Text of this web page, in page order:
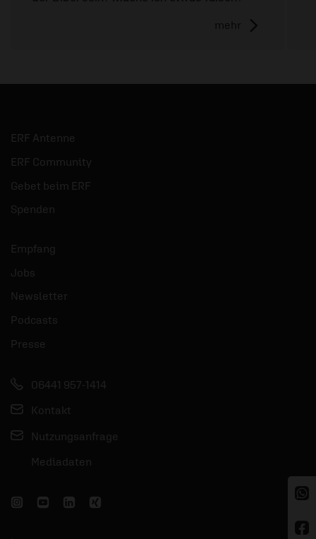
mehr
ERF Antenne
ERF Community
Gebet beim ERF
Spenden
Empfang
Jobs
Newsletter
Podcasts
Presse
06441 957-1414
Kontakt
Nutzungsanfrage
Mediadaten